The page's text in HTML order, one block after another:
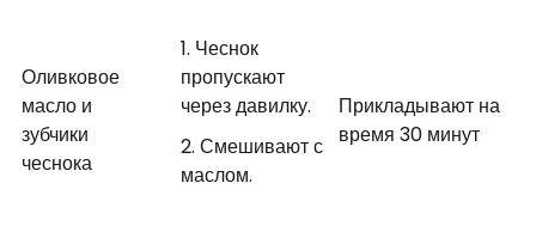
Оливковое
масло и
зубчики
чеснока
Чеснок
пропускают
через давилку.
Смешивают с
маслом.
Прикладывают на
время 30 минут